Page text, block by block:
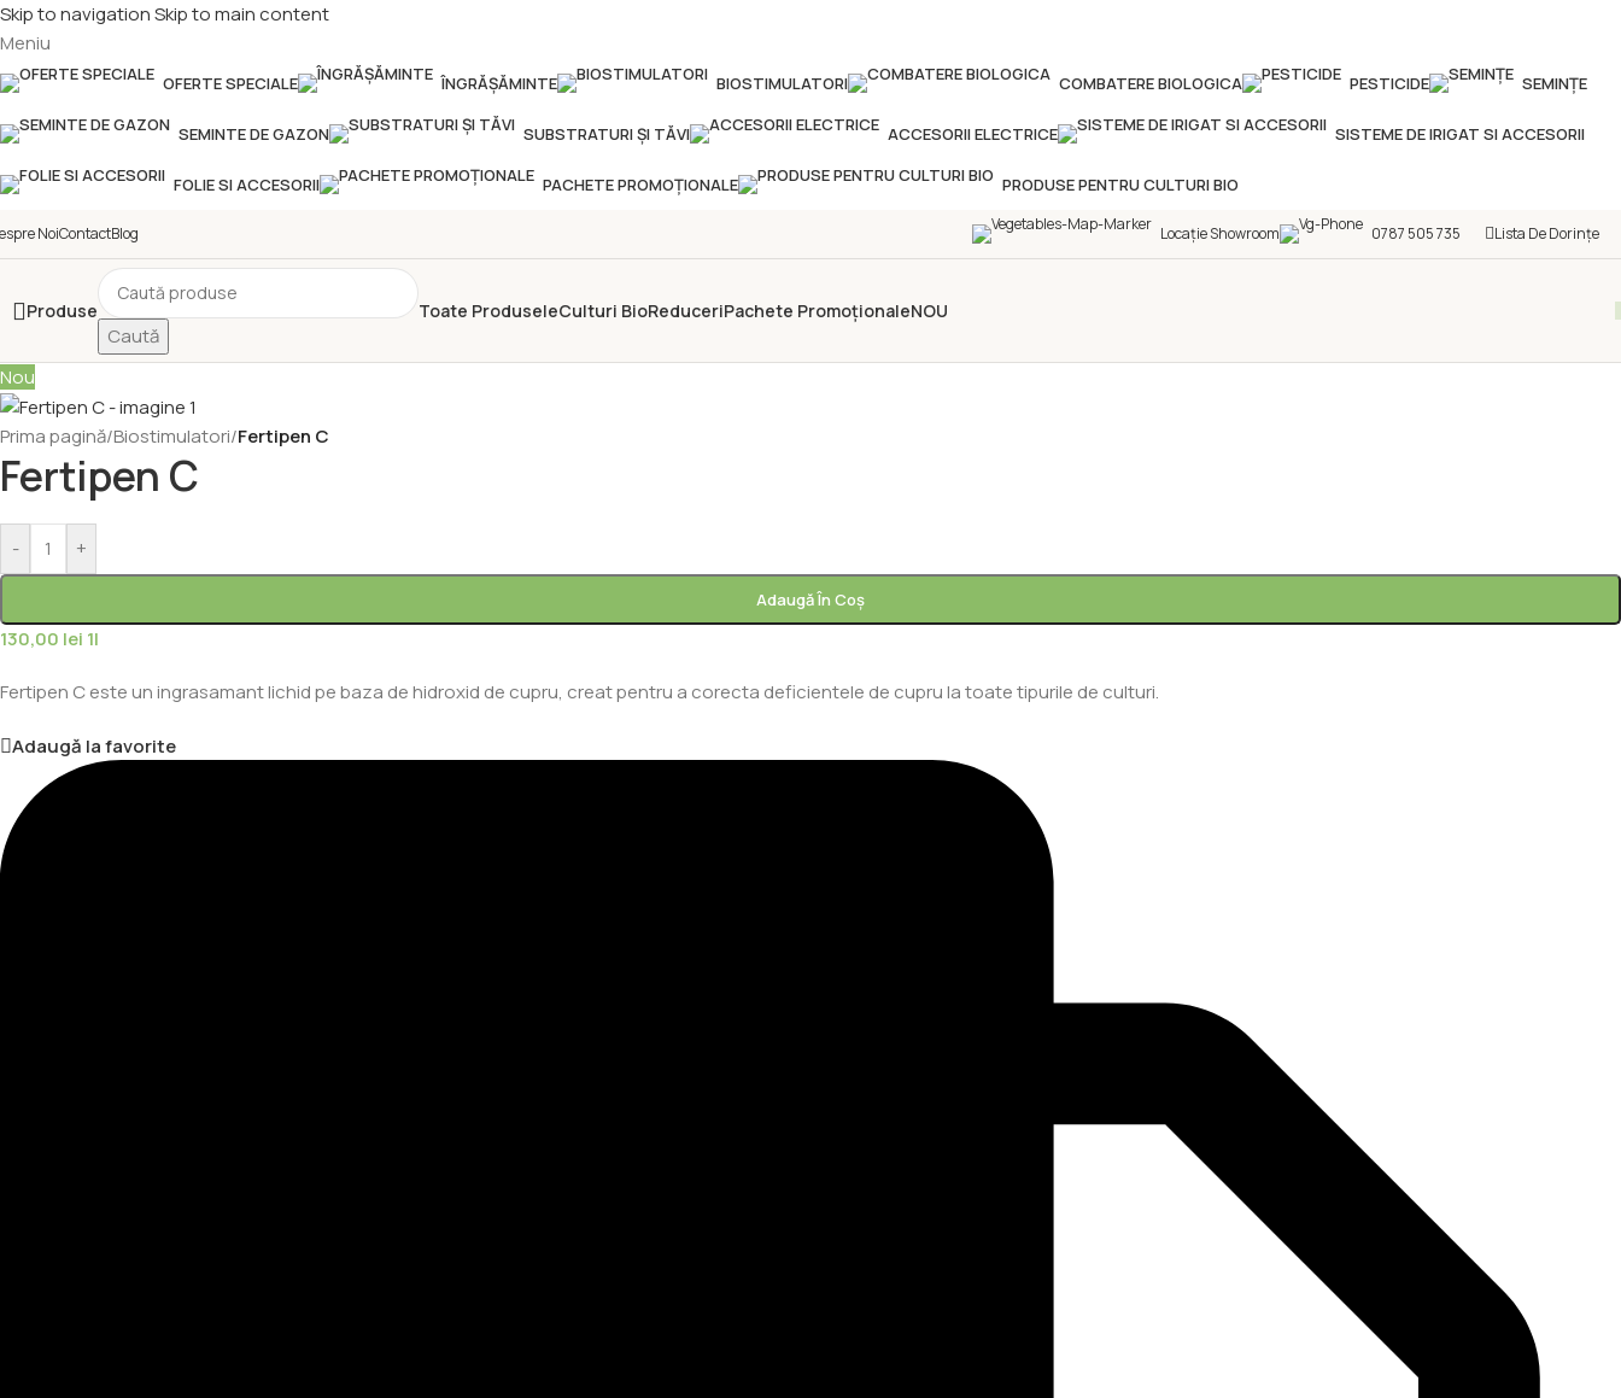
Skip to navigationSkip to main content
Meniu
OFERTE SPECIALE ÎNGRĂȘĂMINTE BIOSTIMULATORI COMBATERE BIOLOGICA PESTICIDE SEMINȚE
SEMINTE DE GAZON SUBSTRATURI ȘI TĂVI ACCESORII ELECTRICE SISTEME DE IRIGAT SI ACCESORII
FOLIE SI ACCESORII PACHETE PROMOȚIONALE PRODUSE PENTRU CULTURI BIO
NoiContactBlog Locație Showroom 0787 505 735 Lista De Dorințe
Produse
Caută
Toate ProduseleCulturi BioReduceriPachete PromoționaleNOU
Nou
Prima pagină/Biostimulatori/Fertipen C
Fertipen C
- +
Adaugă În Coș
130,00 lei 1l
Fertipen C este un ingrasamant lichid pe baza de hidroxid de cupru, creat pentru a corecta deficientele de cupru la toate tipurile de culturi.
Adaugă la favorite